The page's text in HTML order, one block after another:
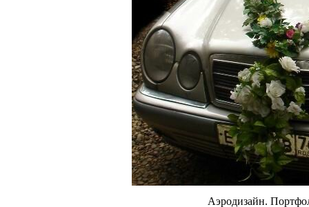
Аэродизайн.